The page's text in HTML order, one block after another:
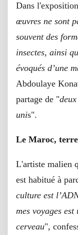
Dans
œuvres ne sont
souvent des
insectes, ainsi
évoqués d’une
Abdoulaye
partage de "
unis".
Le Maroc,
L'artiste malien
est habitué à
culture est
mes voyages
cerveau",